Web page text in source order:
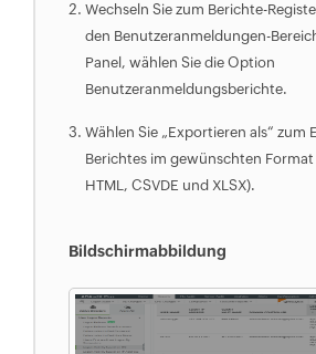
'Date' = $b[5]
'Time' = $b[6..7] -join ' '
})
}
}
If ($OU) {
$comp=Get-ADComputer -Filter
Wechseln Sie zum Berichte-
den Benutzeranmeldungen-
Panel, wählen Sie die Option
Benutzeranmeldungsberichte.
Wählen Sie „Exportieren als“ zum
Berichtes im gewünschten Format
HTML, CSVDE und XLSX).
Bildschirmabbildung